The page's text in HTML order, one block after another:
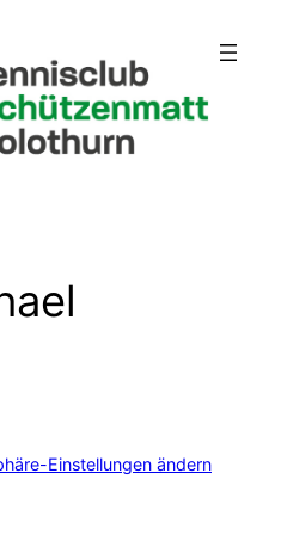
Einstellungen ändern